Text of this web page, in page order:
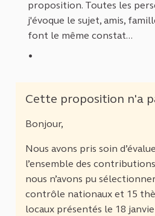
proposition. Toutes les
j'évoque le sujet, amis,
font le même constat...
Cette proposition n'a
Bonjour,
Nous avons pris soin
l’ensemble des
nous n’avons pu
contrôle nationaux et 15
locaux présentés le 18